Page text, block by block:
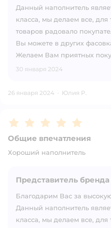
Данный наполнитель
класса, мы делаем все, для
товаров радовало
Вы можете в других
Желаем Вам приятных
30 января 2024
26 января 2024 · Юлия Р.
Рейтинг:5
Общие впечатления
Хороший наполнитель
Представитель бренда
Благодарим Вас за
Данный наполнитель
класса, мы делаем все, для